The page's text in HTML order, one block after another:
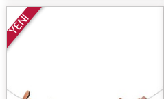
YENİ